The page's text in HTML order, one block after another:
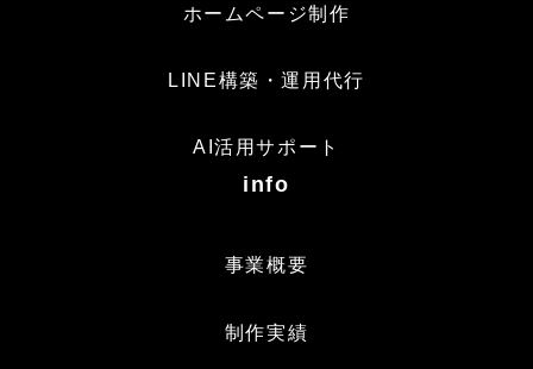
ホームページ制作
LINE構築・運用代行
AI活用サポート
info
事業概要
制作実績